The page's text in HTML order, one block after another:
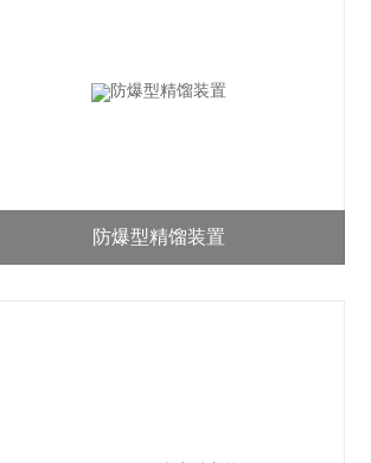
防爆型精馏装置